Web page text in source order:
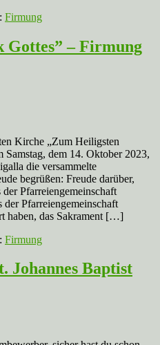
Firmung
Gottes” – Firmung
Kirche „Zum Heiligsten
dem 14. Oktober 2023,
die versammelte
begrüßen: Freude darüber,
Pfarreiengemeinschaft
Pfarreiengemeinschaft
haben, das Sakrament […]
Firmung
Johannes Baptist